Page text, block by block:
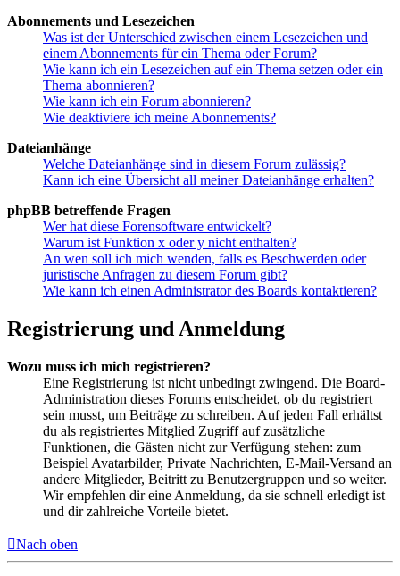
Abonnements und Lesezeichen
Was ist der Unterschied zwischen einem Lesezeichen und
einem Abonnements für ein Thema oder Forum?
Wie kann ich ein Lesezeichen auf ein Thema setzen oder ein
Thema abonnieren?
Wie kann ich ein Forum abonnieren?
Wie deaktiviere ich meine Abonnements?
Dateianhänge
Welche Dateianhänge sind in diesem Forum zulässig?
Kann ich eine Übersicht all meiner Dateianhänge erhalten?
phpBB betreffende Fragen
Wer hat diese Forensoftware entwickelt?
Warum ist Funktion x oder y nicht enthalten?
An wen soll ich mich wenden, falls es Beschwerden oder
juristische Anfragen zu diesem Forum gibt?
Wie kann ich einen Administrator des Boards kontaktieren?
Registrierung und Anmeldung
Wozu muss ich mich registrieren?
Eine Registrierung ist nicht unbedingt zwingend. Die Board-
Administration dieses Forums entscheidet, ob du registriert
sein musst, um Beiträge zu schreiben. Auf jeden Fall erhältst
du als registriertes Mitglied Zugriff auf zusätzliche
Funktionen, die Gästen nicht zur Verfügung stehen: zum
Beispiel Avatarbilder, Private Nachrichten, E-Mail-Versand an
andere Mitglieder, Beitritt zu Benutzergruppen und so weiter.
Wir empfehlen dir eine Anmeldung, da sie schnell erledigt ist
und dir zahlreiche Vorteile bietet.
Nach oben